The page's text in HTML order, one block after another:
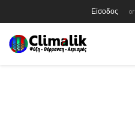
Είσοδος or